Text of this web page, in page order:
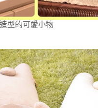
型的可愛小物